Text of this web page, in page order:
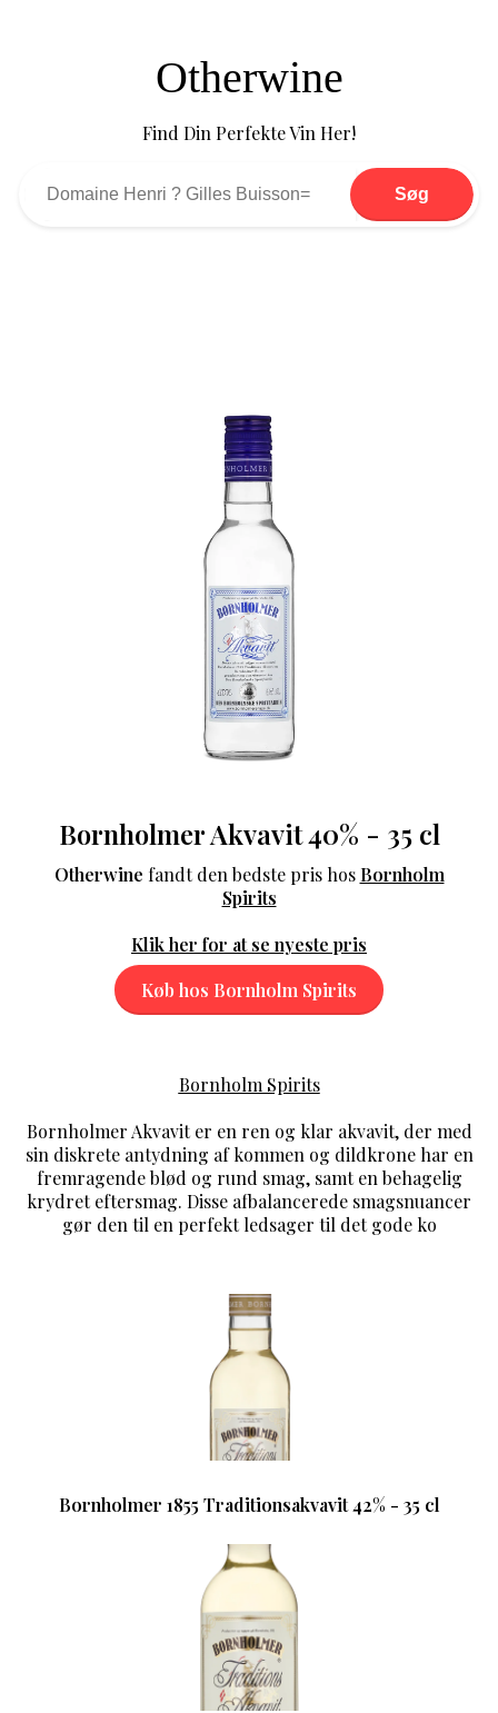
Otherwine
Find Din Perfekte Vin Her!
Søg
Bornholmer Akvavit 40% - 35 cl
Otherwine fandt den bedste pris hos Bornholm
Spirits
Klik her for at se nyeste pris
Køb hos Bornholm Spirits
Bornholm Spirits
Bornholmer Akvavit er en ren og klar akvavit, der med
sin diskrete antydning af kommen og dildkrone har en
fremragende blød og rund smag, samt en behagelig
krydret eftersmag. Disse afbalancerede smagsnuancer
gør den til en perfekt ledsager til det gode ko
Bornholmer 1855 Traditionsakvavit 42% - 35 cl